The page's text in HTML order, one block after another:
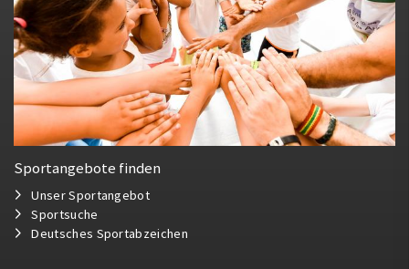
Sportangebote finden
Unser Sportangebot
Sportsuche
Deutsches Sportabzeichen